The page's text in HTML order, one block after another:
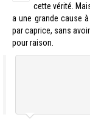
cette vérité.
a une grande cause
par caprice, sans
pour raison.